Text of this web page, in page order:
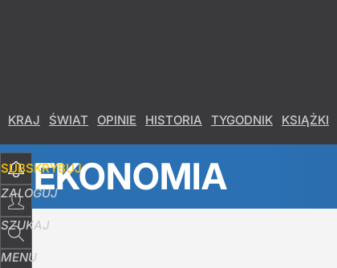
KRAJ ŚWIAT OPINIE HISTORIA TYGODNIK KSIĄŻKI
SUBSKRYBUJ
ZALOGUJ
SZUKAJ
MENU
EKONOMIA